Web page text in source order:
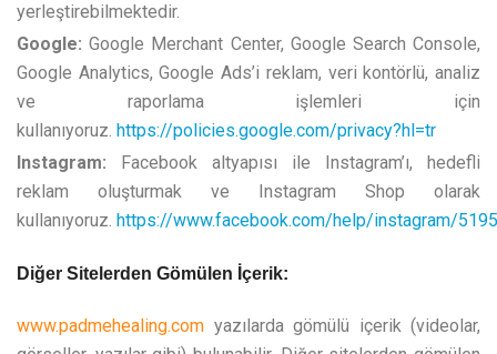
yerleştirebilmektedir.
Google:Google Merchant Center, Google Search Console,
Google Analytics, Google Ads’i reklam, veri kontörlü, analiz
ve raporlama işlemleri için
kullanıyoruz. https://policies.google.com/privacy?hl=tr
Instagram: Facebook altyapısı ile Instagram’ı, hedefli
reklam oluşturmak ve Instagram Shop olarak
kullanıyoruz. https://www.facebook.com/help/instagram/
Diğer Sitelerden Gömülen İçerik:
www.padmehealing.com yazılarda gömülü içerik (videolar,